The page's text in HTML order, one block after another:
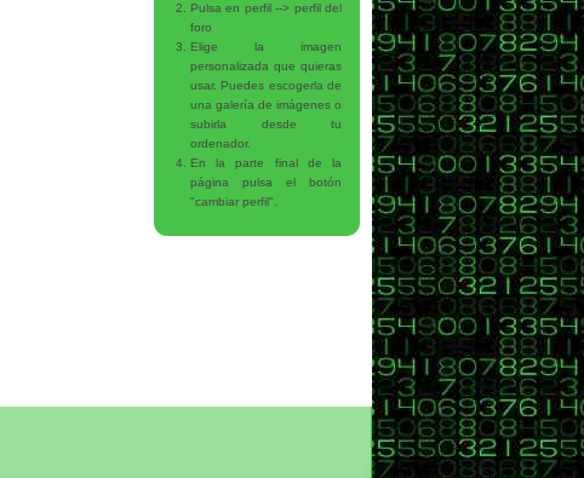
Pulsa en perfil --> perfil del
foro
Elige la imagen
personalizada que quieras
usar. Puedes escogerla de
una galería de imágenes o
subirla desde tu
ordenador.
En la parte final de la
página pulsa el botón
"cambiar perfil".